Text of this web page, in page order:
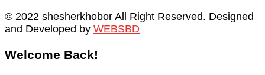
© 2022 shesherkhobor All Right Reserved. Designed
and Developed by WEBSBD
Welcome Back!